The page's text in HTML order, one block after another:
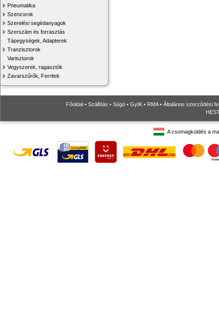
Pneumatika
Szenzorok
Szerelési segédanyagok
Szerszám és forrasztás
Tápegységek, Adapterek
Tranzisztorok
Varisztorok
Vegyszerek, ragasztók
Zavarszűrők, Ferritek
Főoldal • Szállítás • Súgó • GyIK • RMA• Általános szerződési
A csomagküldés a